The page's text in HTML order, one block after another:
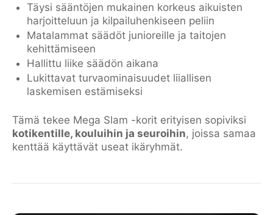
Täysi sääntöjen mukainen korkeus aikuisten
harjoitteluun ja kilpailuhenkiseen peliin
Matalammat säädöt junioreille ja taitojen
kehittämiseen
Hallittu liike säädön aikana
Lukittavat turvaominaisuudet liiallisen
laskemisen estämiseksi
Tämä tekee Mega Slam -korit erityisen sopiviksi
kotikentille, kouluihin ja seuroihin, joissa samaa
kenttää käyttävät useat ikäryhmät.